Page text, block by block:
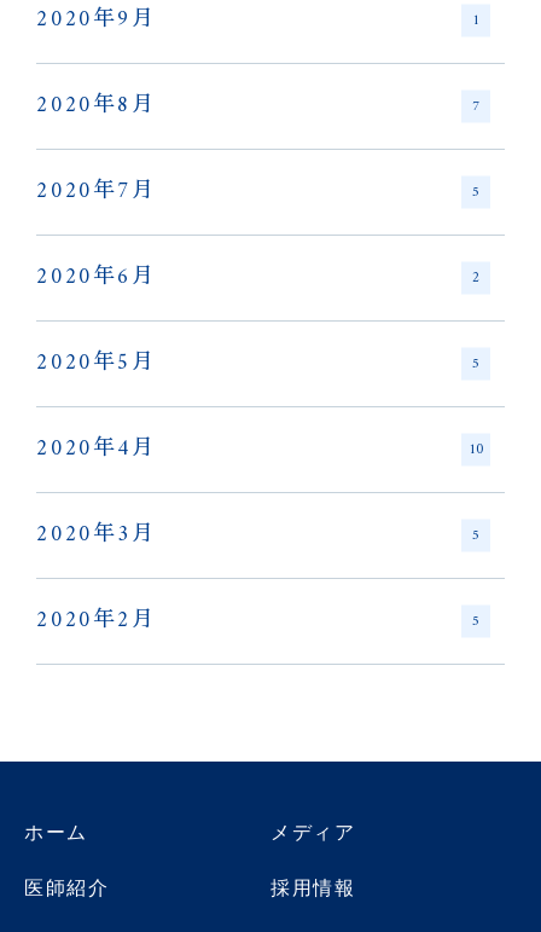
2020年9月 1
2020年8月 7
2020年7月 5
2020年6月 2
2020年5月 5
2020年4月 10
2020年3月 5
2020年2月 5
ホーム
医師紹介
メディア
採用情報